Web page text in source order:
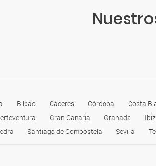
Bilbao Cáceres Córdoba Costa
Gran Canaria Granada
Santiago de Compostela Sevilla